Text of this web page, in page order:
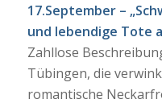
17.September –
und lebendige Tote
Zahllose
Tübingen, die
romantische